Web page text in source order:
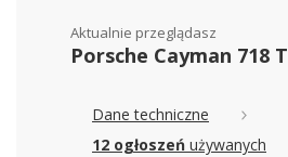
Aktualnie przeglądasz
Porsche Cayman 718 T
Dane techniczne
12 ogłoszeń używanych